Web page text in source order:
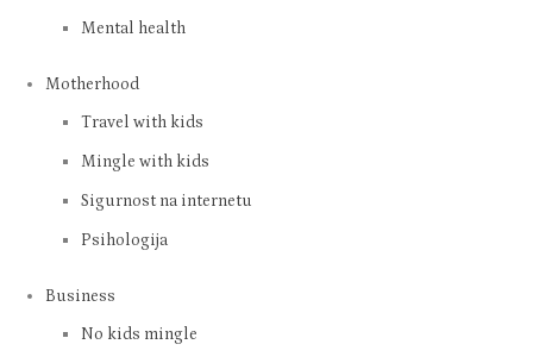
Mental health
Motherhood
Travel with kids
Mingle with kids
Sigurnost na internetu
Psihologija
Business
No kids mingle